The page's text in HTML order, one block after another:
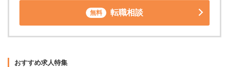
無料 転職相談
おすすめ求人特集